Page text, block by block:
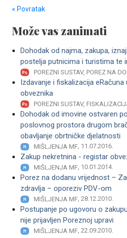
« Povratak
Može vas zanimati
Dohodak od najma, zakupa,
postelja putnicima i turistima te
POREZNI SUSTAV, POREZ NA
Izdavanje i fiskalizacija
obveznika
POREZNI SUSTAV,
Dohodak od imovine ostvaren
poslovnog prostora drugom
obavljanje obrtničke djelatnosti
MIŠLJENJA MF, 11.07.2016.
Zakup nekretnina - registar
MIŠLJENJA MF, 10.01.2014.
Porez na dodanu vrijednost –
zdravlja – oporeziv PDV-om
MIŠLJENJA MF, 28.12.2010.
Postupanje po ugovoru o
nije prijavljen Poreznoj upravi
MIŠLJENJA MF, 22.09.2010.